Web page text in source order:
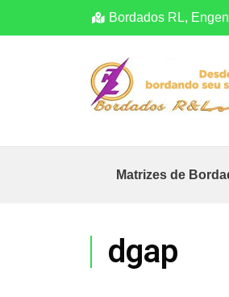
Bordados RL,
Matrizes de
dgap